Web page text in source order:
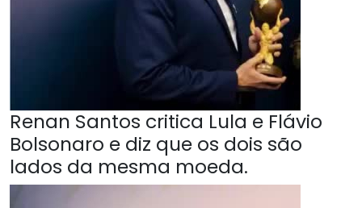
Renan Santos critica Lula e Flávio
Bolsonaro e diz que os dois são
lados da mesma moeda.